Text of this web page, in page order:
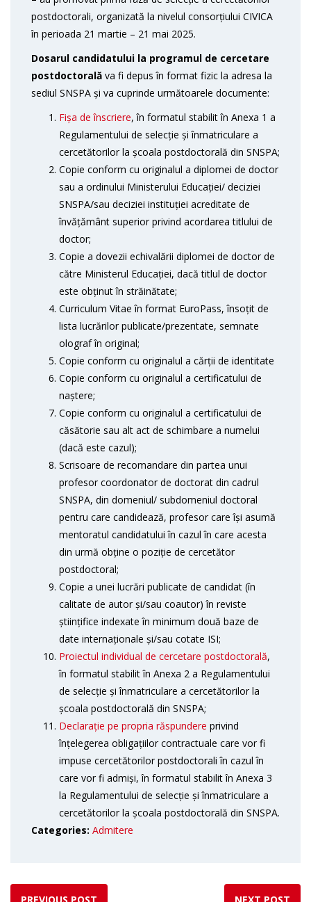
postdoctorali, organizată la nivelul consorțiului CIVICA
în perioada 21 martie – 21 mai 2025.
Dosarul candidatului la programul de cercetare
postdoctorală va fi depus în format fizic la adresa la
sediul SNSPA și va cuprinde următoarele documente:
Fișa de înscriere, în formatul stabilit în Anexa 1 a
Regulamentului de selecție și înmatriculare a
cercetătorilor la școala postdoctorală din SNSPA;
Copie conform cu originalul a diplomei de doctor
sau a ordinului Ministerului Educației/ deciziei
SNSPA/sau deciziei instituției acreditate de
învățământ superior privind acordarea titlului de
doctor;
Copie a dovezii echivalării diplomei de doctor de
către Ministerul Educației, dacă titlul de doctor
este obținut în străinătate;
Curriculum Vitae în format EuroPass, însoțit de
lista lucrărilor publicate/prezentate, semnate
olograf în original;
Copie conform cu originalul a cărții de identitate
Copie conform cu originalul a certificatului de
naștere;
Copie conform cu originalul a certificatului de
căsătorie sau alt act de schimbare a numelui
(dacă este cazul);
Scrisoare de recomandare din partea unui
profesor coordonator de doctorat din cadrul
SNSPA, din domeniul/ subdomeniul doctoral
pentru care candidează, profesor care își asumă
mentoratul candidatului în cazul în care acesta
din urmă obține o poziție de cercetător
postdoctoral;
Copie a unei lucrări publicate de candidat (în
calitate de autor și/sau coautor) în reviste
științifice indexate în minimum două baze de
date internaționale și/sau cotate ISI;
Proiectul individual de cercetare postdoctorală,
în formatul stabilit în Anexa 2 a Regulamentului
de selecție și înmatriculare a cercetătorilor la
școala postdoctorală din SNSPA;
Declarație pe propria răspundere privind
înțelegerea obligațiilor contractuale care vor fi
impuse cercetătorilor postdoctorali în cazul în
care vor fi admiși, în formatul stabilit în Anexa 3
la Regulamentului de selecție și înmatriculare a
cercetătorilor la școala postdoctorală din SNSPA.
Categories: Admitere